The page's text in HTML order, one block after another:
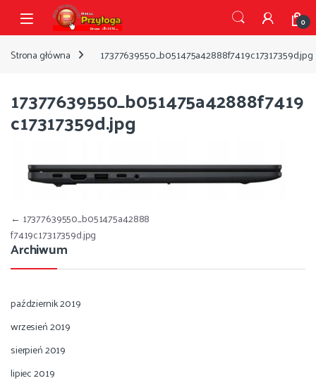
Przejdź do nawigacji
Przejdź do treści
Open 0
Strona główna 17377639550_b051475a42888f7419c17317359d.jpg
17377639550_b051475a42888f7419
c17317359d.jpg
Nawigacja wpisu
← 17377639550_b051475a42888
f7419c17317359d.jpg
Archiwum
październik 2019
wrzesień 2019
sierpień 2019
lipiec 2019